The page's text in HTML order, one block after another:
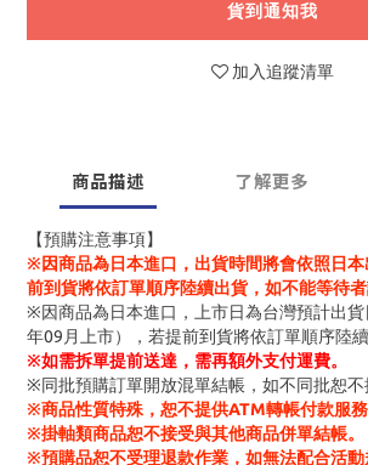
貨到通知我
加入追蹤清單
商品描述 了解更多
【預購注意事項】
※因商品為日本進口，出貨時間將會依照日
前到貨將依訂單順序陸續出貨，如不能等待者
※因商品為日本進口，上市日為台灣預計出
年09月上市），若提前到貨將依訂單順序陸續
※如需拆單提前送達，需再額外支付運費。
※同批預購訂單開放混單結帳，如不同批恕不
※商品性質特殊，恕不提供ATM轉帳付款服務
※掛軸類商品恕不接受與其他商品併單結帳。
※預購品恕不受理退款作業，如無法配合活動